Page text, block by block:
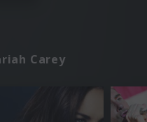
Carey